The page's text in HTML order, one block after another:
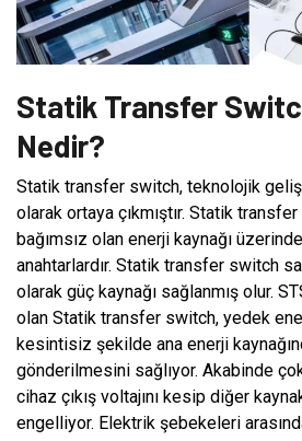
Statik Transfer
Nedir?
Statik transfer switch, teknolojik
olarak ortaya çıkmıştır. Statik
bağımsız olan enerji kaynağı
anahtarlardır. Statik transfer switch
olarak güç kaynağı sağlanmış olur.
olan Statik transfer switch, yedek
kesintisiz şekilde ana enerji
gönderilmesini sağlıyor. Akabinde
cihaz çıkış voltajını kesip diğer
engelliyor. Elektrik şebekeleri